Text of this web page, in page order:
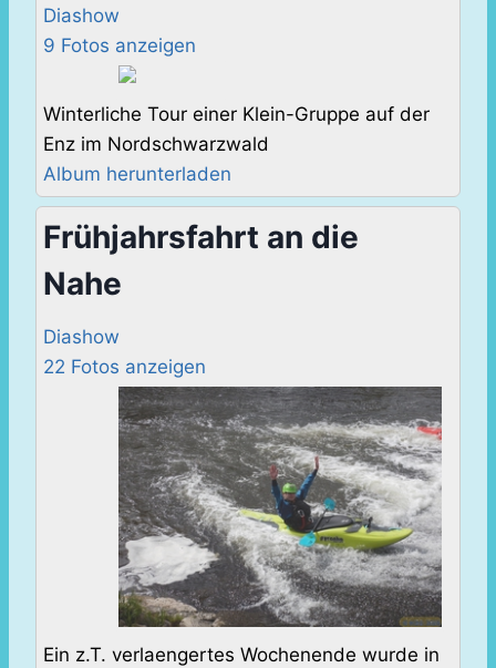
Diashow
9 Fotos anzeigen
Winterliche Tour einer Klein-Gruppe auf der
Enz im Nordschwarzwald
Album herunterladen
Frühjahrsfahrt an die
Nahe
Diashow
22 Fotos anzeigen
Ein z.T. verlaengertes Wochenende wurde in